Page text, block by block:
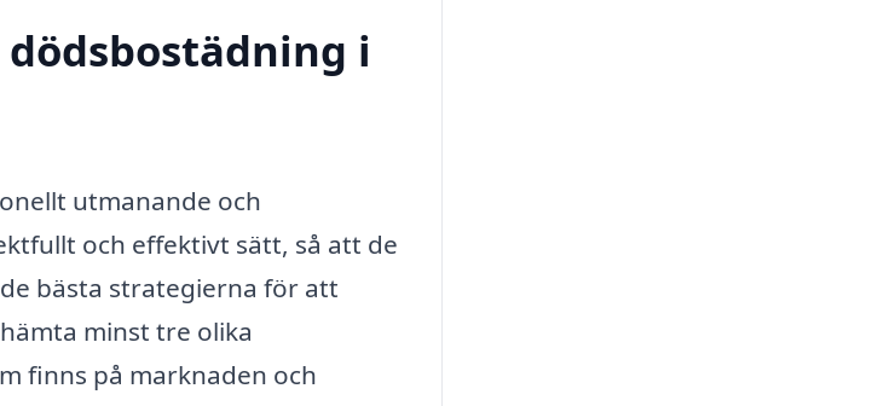
i
utmanande och
och effektivt sätt, så att de
bästa strategierna för att
minst tre olika
finns på marknaden och